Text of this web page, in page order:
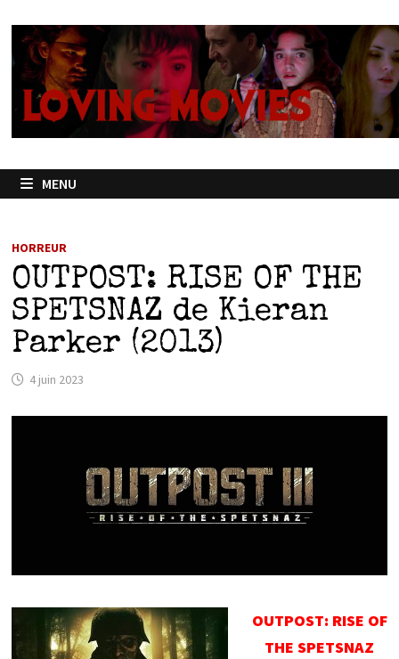
contenu
MENU
HORREUR
OUTPOST: RISE OF THE
SPETSNAZ de Kieran
Parker (2013)
4 juin 2023
OUTPOST: RISE OF
THE SPETSNAZ